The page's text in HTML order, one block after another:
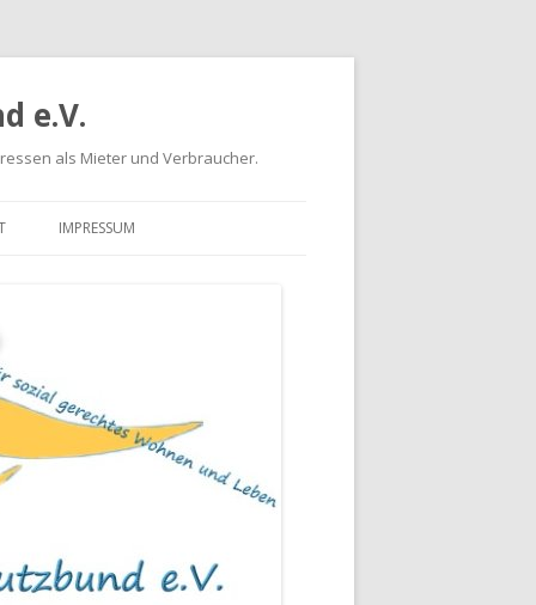
e.V.
als Mieter und Verbraucher.
IMPRESSUM